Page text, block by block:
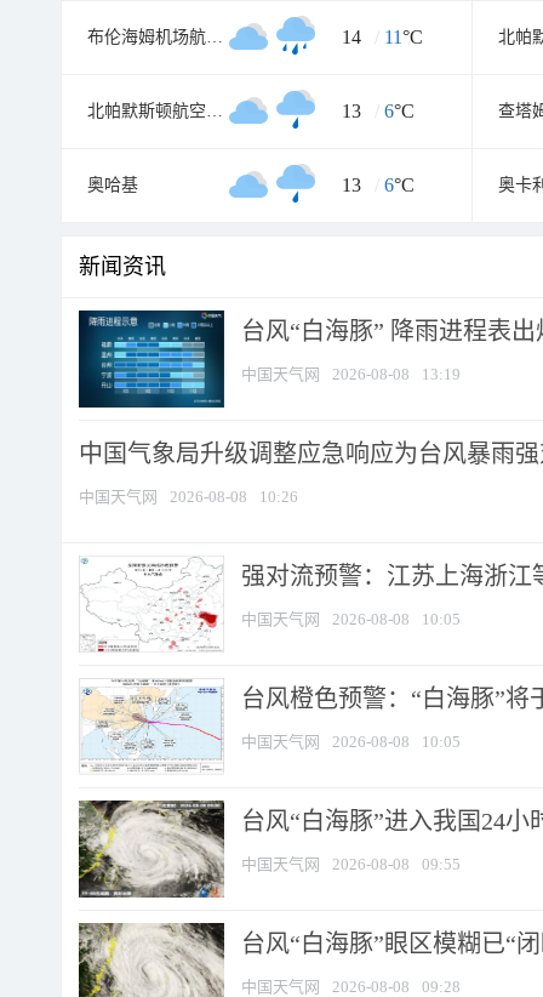
布伦海姆机场航空气象处 14 / 11°C 北帕
北帕默斯顿航空气象处 13 / 6°C
奥哈基 13 / 6°C 奥卡
新闻资讯
台风“白海豚” 降雨进程表
中国天气网 2026-08-08 13:19
中国气象局升级调整应急响应为台风暴雨
中国天气网 2026-08-08 10:26
强对流预警：江苏上海浙江
中国天气网 2026-08-08 10:05
台风橙色预警：“白海豚”将
中国天气网 2026-08-08 10:05
台风“白海豚”进入我国24
中国天气网 2026-08-08 09:55
台风“白海豚”眼区模糊已“
中国天气网 2026-08-08 09:28